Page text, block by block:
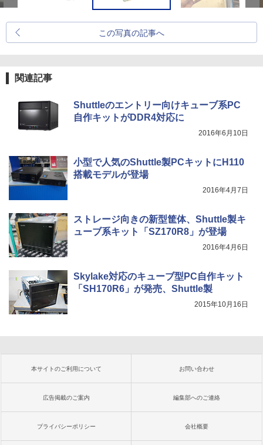
この写真の記事へ
関連記事
Shuttleのエントリー向けキューブ系PC
自作キットがDDR4対応に
2016年6月10日
小型で人気のShuttle製PCキットにH110
搭載モデルが登場
2016年4月7日
ストレージ向きの新型筐体、Shuttle製キ
ューブ系キット「SZ170R8」が登場
2016年4月6日
Skylake対応のキューブ型PC自作キット
「SH170R6」が発売、Shuttle製
2015年10月16日
本サイトのご利用について お問い合わせ
広告掲載のご案内 編集部へのご連絡
プライバシーポリシー 会社概要